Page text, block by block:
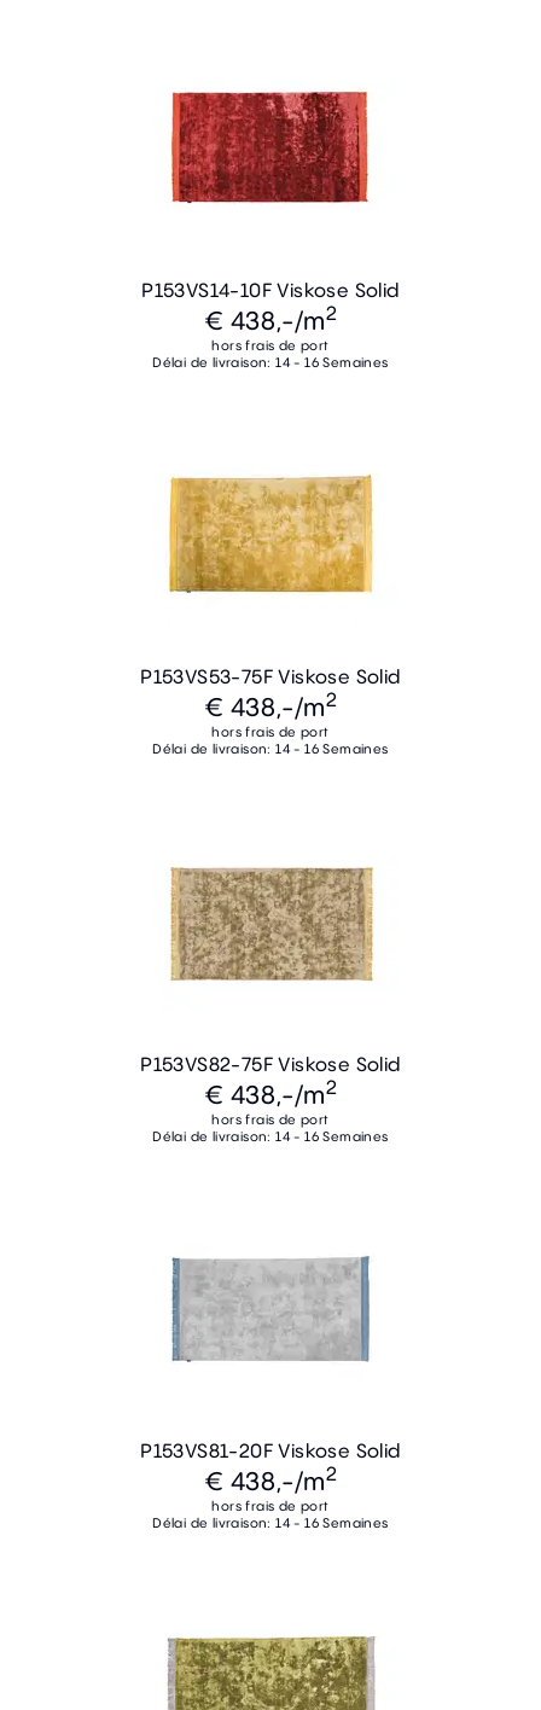
P153VS14-10F Viskose Solid
€ 438,-/m2
hors frais de port
Délai de livraison: 14 - 16 Semaines
P153VS53-75F Viskose Solid
€ 438,-/m2
hors frais de port
Délai de livraison: 14 - 16 Semaines
P153VS82-75F Viskose Solid
€ 438,-/m2
hors frais de port
Délai de livraison: 14 - 16 Semaines
P153VS81-20F Viskose Solid
€ 438,-/m2
hors frais de port
Délai de livraison: 14 - 16 Semaines